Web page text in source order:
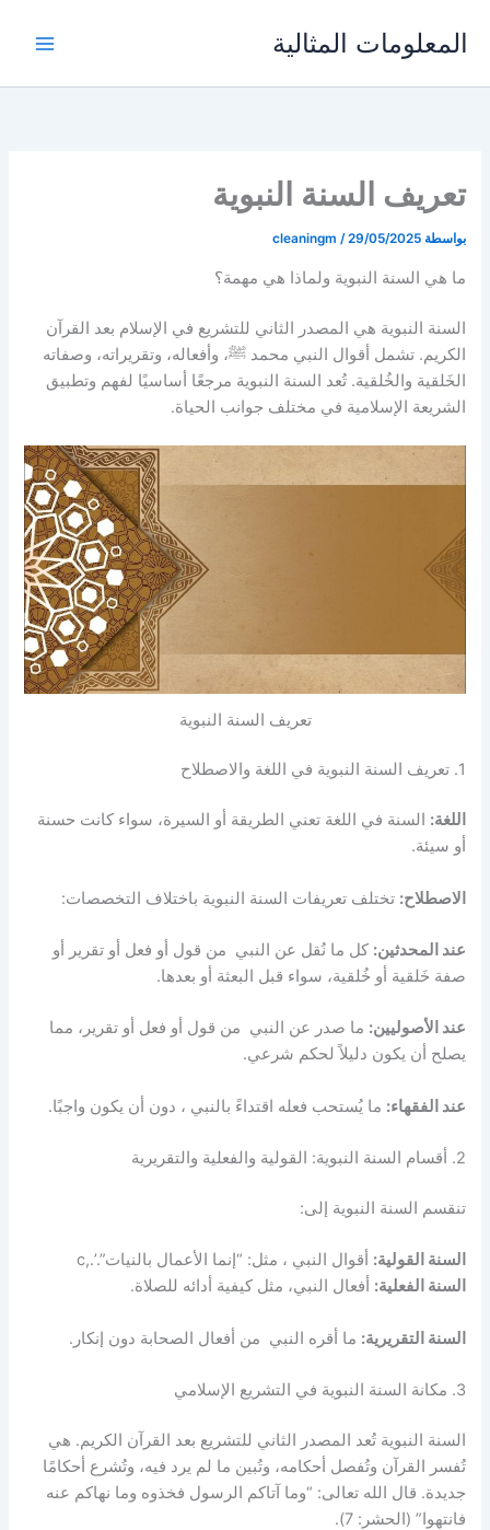
المعلومات المثالية
تعريف السنة النبوية
بواسطة cleaningm /29/05/2025
ما هي السنة النبوية ولماذا هي مهمة؟
السنة النبوية هي المصدر الثاني للتشريع في الإسلام بعد القرآن
الكريم. تشمل أقوال النبي محمد ﷺ، وأفعاله، وتقريراته، وصفاته
الخَلقية والخُلقية. تُعد السنة النبوية مرجعًا أساسيًا لفهم وتطبيق
الشريعة الإسلامية في مختلف جوانب الحياة.
تعريف السنة النبوية
1. تعريف السنة النبوية في اللغة والاصطلاح
اللغة: السنة في اللغة تعني الطريقة أو السيرة، سواء كانت حسنة
أو سيئة.
الاصطلاح: تختلف تعريفات السنة النبوية باختلاف التخصصات:
عند المحدثين: كل ما نُقل عن النبي من قول أو فعل أو تقرير أو
صفة خَلقية أو خُلقية، سواء قبل البعثة أو بعدها.
عند الأصوليين: ما صدر عن النبي من قول أو فعل أو تقرير، مما
يصلح أن يكون دليلاً لحكم شرعي.
عند الفقهاء: ما يُستحب فعله اقتداءً بالنبي ، دون أن يكون واجبًا.
2. أقسام السنة النبوية: القولية والفعلية والتقريرية
تنقسم السنة النبوية إلى:
السنة القولية: أقوال النبي ، مثل: “إنما الأعمال بالنيات”.’.,c
السنة الفعلية: أفعال النبي، مثل كيفية أدائه للصلاة.
السنة التقريرية: ما أقره النبي من أفعال الصحابة دون إنكار.
3. مكانة السنة النبوية في التشريع الإسلامي
السنة النبوية تُعد المصدر الثاني للتشريع بعد القرآن الكريم. هي
تُفسر القرآن وتُفصل أحكامه، وتُبين ما لم يرد فيه، وتُشرع أحكامًا
جديدة. قال الله تعالى: “وما آتاكم الرسول فخذوه وما نهاكم عنه
فانتهوا” (الحشر: 7).